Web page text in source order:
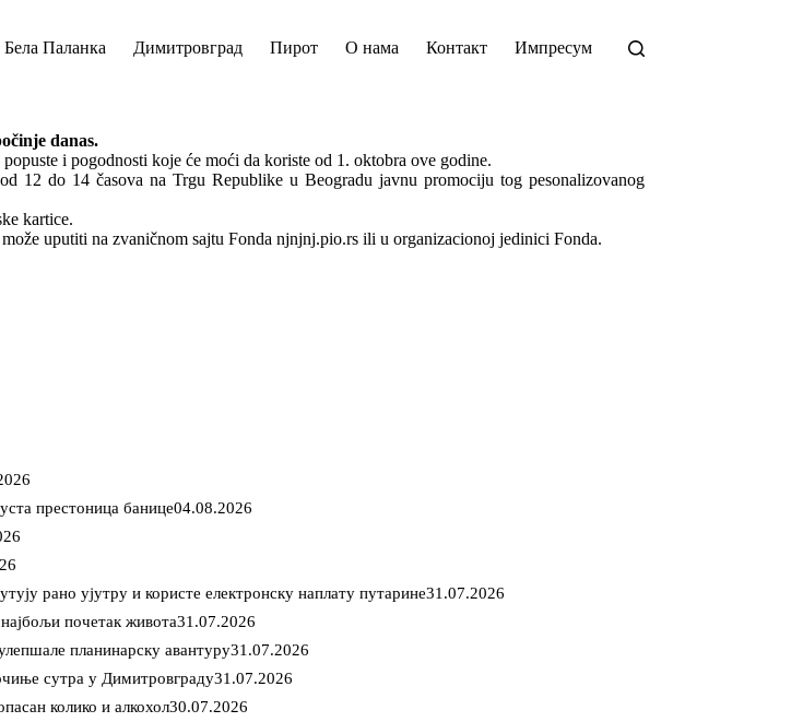
Бела Паланка Димитровград Пирот О нама Контакт
Импресум
danas.
i pogodnosti koje će moći da koriste od 1. oktobra ove godine.
12 do 14 časova na Trgu Republike u Beogradu javnu promociju tog pesonalizovanog
kartice.
uputiti na zvaničnom sajtu Fonda njnjnj.pio.rs ili u organizacionoj jedinici Fonda.
престоница банице04.08.2026
рано ујутру и користе електронску наплату путарине31.07.2026
почетак живота31.07.2026
планинарску авантуру31.07.2026
сутра у Димитровграду31.07.2026
колико и алкохол30.07.2026